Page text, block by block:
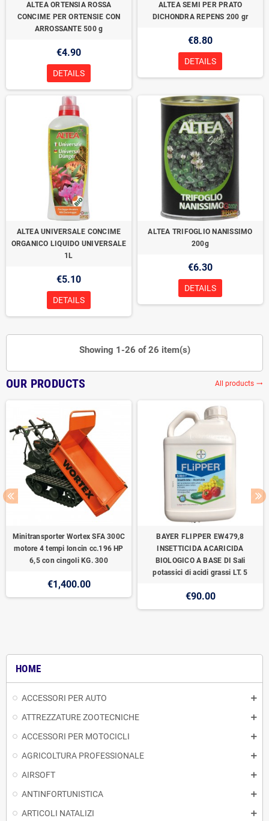
HOME
ACCESSORI PER AUTO
ATTREZZATURE ZOOTECNICHE
ACCESSORI PER MOTOCICLI
AGRICOLTURA PROFESSIONALE
AIRSOFT
ANTINFORTUNISTICA
ARTICOLI NATALIZI
ALTEA ORTENSIA ROSSA
CONCIME PER ORTENSIE CON
ARROSSANTE 500 g
€4.90
DETAILS
ALTEA SEMI PER PRATO
DICHONDRA REPENS 200 gr
€8.80
DETAILS
ALTEA UNIVERSALE CONCIME
ORGANICO LIQUIDO UNIVERSALE
1L
€5.10
DETAILS
ALTEA TRIFOGLIO NANISSIMO
200g
€6.30
DETAILS
Showing 1-26 of 26 item(s)
OUR PRODUCTS All products trending_flat
Minitransporter Wortex SFA 300C
motore 4 tempi loncin cc.196 HP
6,5 con cingoli KG. 300
€1,400.00
BAYER FLIPPER EW479,8
INSETTICIDA ACARICIDA
BIOLOGICO A BASE DI Sali
potassici di acidi grassi LT. 5
€90.00